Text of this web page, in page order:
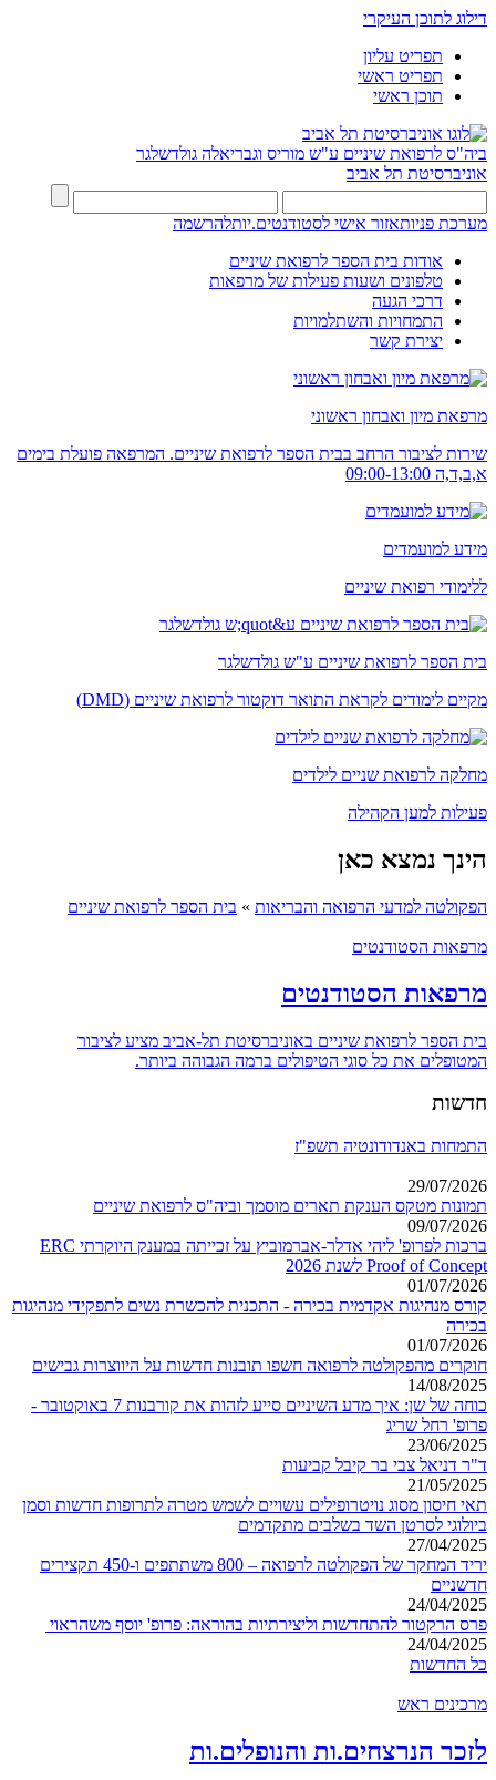
דילוג לתוכן העיקרי
תפריט עליון
תפריט ראשי
תוכן ראשי
ביה"ס לרפואת שיניים ע"ש מוריס וגבריאלה גולדשלגר
אוניברסיטת תל אביב
מערכת פניותאזור אישי לסטודנטים.יותלהרשמה
אודות בית הספר לרפואת שיניים
טלפונים ושעות פעילות של מרפאות
דרכי הגעה
התמחויות והשתלמויות
יצירת קשר
מרפאת מיון ואבחון ראשוני
שירות לציבור הרחב בבית הספר לרפואת שיניים. המרפאה פועלת בימים
א,ב,ד,ה 09:00-13:00
מידע למועמדים
ללימודי רפואת שיניים
בית הספר לרפואת שיניים ע"ש גולדשלגר
מקיים לימודים לקראת התואר דוקטור לרפואת שיניים (DMD)
מחלקה לרפואת שניים לילדים
פעילות למען הקהילה
הינך נמצא כאן
הפקולטה למדעי הרפואה והבריאות » בית הספר לרפואת שיניים
מרפאות הסטודנטים
מרפאות הסטודנטים
בית הספר לרפואת שיניים באוניברסיטת תל-אביב מציע לציבור
המטופלים את כל סוגי הטיפולים ברמה הגבוהה ביותר.
חדשות
התמחות באנדודונטיה תשפ"ז
29/07/2026
תמונות מטקס הענקת תארים מוסמך וביה"ס לרפואת שיניים
09/07/2026
ברכות לפרופ' ליהי אדלר-אברמוביץ על זכייתה במענק היוקרתי ERC
Proof of Concept לשנת 2026
01/07/2026
קורס מנהיגות אקדמית בכירה - התכנית להכשרת נשים לתפקידי מנהיגות
בכירה
01/07/2026
חוקרים מהפקולטה לרפואה חשפו תובנות חדשות על היווצרות גבישים
14/08/2025
כוחה של שן: איך מדע השיניים סייע לזהות את קורבנות 7 באוקטובר -
פרופ' רחל שריג
23/06/2025
ד"ר דניאל צבי בר קיבל קביעות
21/05/2025
תאי חיסון מסוג נויטרופילים עשויים לשמש מטרה לתרופות חדשות וסמן
ביולוגי לסרטן השד בשלבים מתקדמים
27/04/2025
יריד המחקר של הפקולטה לרפואה – 800 משתתפים ו-450 תקצירים
חדשניים
24/04/2025
פרס הרקטור להתחדשות וליצירתיות בהוראה: פרופ' יוסף משהראוי
24/04/2025
כל החדשות
מרכינים ראש
לזכר הנרצחים.ות והנופלים.ות